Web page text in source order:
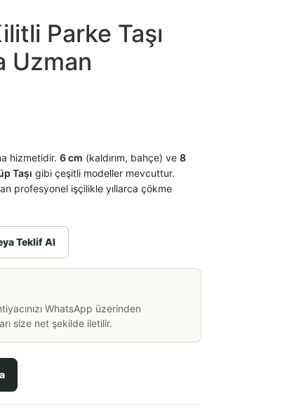
Parke Taşı
Uzman
hizmetidir. 6 cm (kaldırım, bahçe) ve 8
Taşı gibi çeşitli modeller mevcuttur.
profesyonel işçilikle yıllarca çökme
Teklif Al
WhatsApp üzerinden
size net şekilde iletilir.